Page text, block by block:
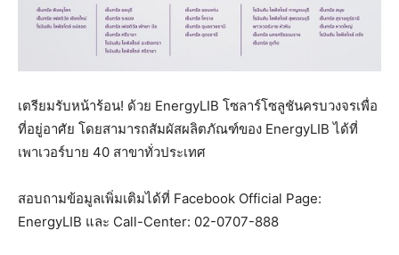
เตรียมรับหน้าร้อน! ด้วย EnergyLIB โซลาร์โซลูชันครบวงจรเพื่อ
ที่อยู่อาศัย โดยสามารถสัมผัสผลิตภัณฑ์ของ EnergyLIB ได้ที่
เพาเวอร์บาย 40 สาขาทั่วประเทศ
สอบถามข้อมูลเพิ่มเติมได้ที่ Facebook Official Page:
EnergyLIB และ Call-Center: 02-0707-888